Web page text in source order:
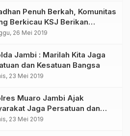
Penuh Berkah, Komunitas
Berkicau KSJ Berikan
Sembako ke Panti Asuhan
26 Mei 2019
Jambi : Marilah Kita Jaga
dan Kesatuan Bangsa
23 Mei 2019
Muaro Jambi Ajak
Jaga Persatuan dan
Bangsa
23 Mei 2019